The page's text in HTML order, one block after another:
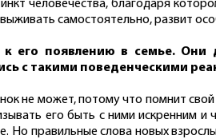
человечества, благодаря
самостоятельно, развит
его появлению в семье.
с такими поведенческими
не может, потому что помнит
его быть с ними искренним и
Но правильные слова новых